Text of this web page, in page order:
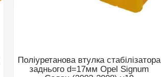
Поліуретанова втулка стабілізатора
заднього d=17мм Opel Signum